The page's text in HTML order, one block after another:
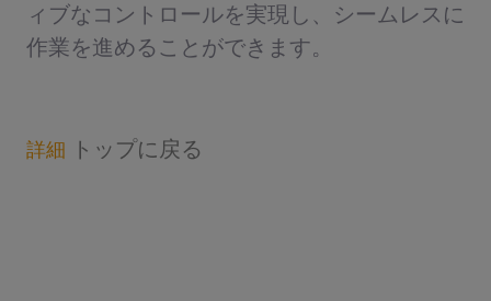
ィブなコントロールを実現し、シームレスに
作業を進めることができます。
詳細 トップに戻る